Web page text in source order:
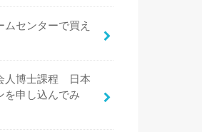
ムセンターで買え
人博士課程 日本
を申し込んでみ